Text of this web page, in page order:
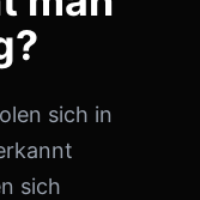
sich in
sich